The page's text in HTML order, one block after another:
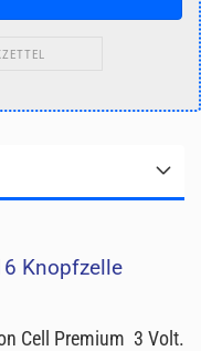
Knopfzelle
Cell Premium 3 Volt.